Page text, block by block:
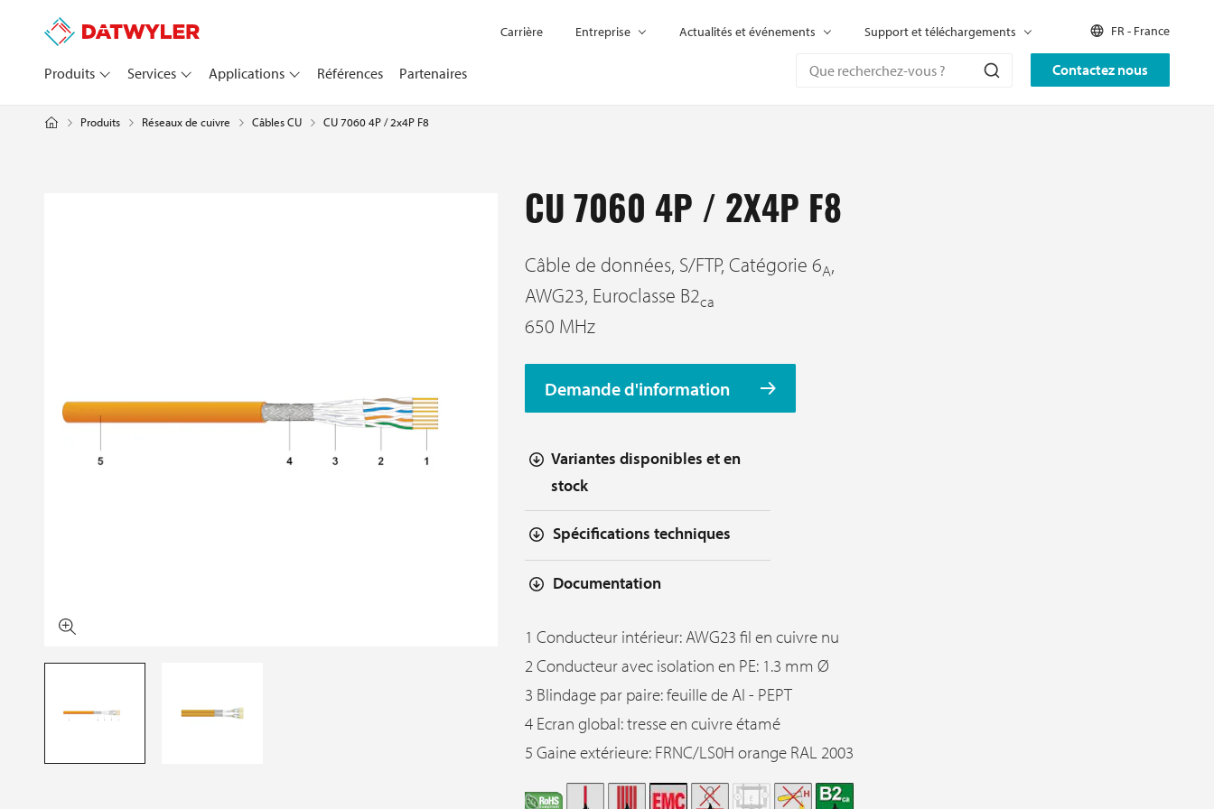
Contactez nous
Produits Services Applications Références Partenaires
Carrière Entreprise Actualités et événements Support et téléchargements FR - France
Produits Réseaux de cuivre Câbles CU CU 7060 4P / 2x4P F8
CU 7060 4P / 2X4P F8
Câble de données, S/FTP, Catégorie 6A,
AWG23, Euroclasse B2ca
650 MHz
Demande d'information
Variantes disponibles et en
stock
Spécifications techniques
Documentation
1 Conducteur intérieur: AWG23 fil en cuivre nu
2 Conducteur avec isolation en PE: 1.3 mm Ø
3 Blindage par paire: feuille de Al - PEPT
4 Ecran global: tresse en cuivre étamé
5 Gaine extérieure: FRNC/LS0H orange RAL 2003